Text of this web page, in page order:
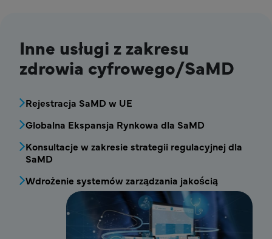
Inne usługi z zakresu
zdrowia cyfrowego/SaMD
MDV - Blok menu usług zdrowia cyfrowego/
Rejestracja SaMD w UE
Globalna Ekspansja Rynkowa dla SaMD
Konsultacje w zakresie strategii regulacyjnej dla
SaMD
Wdrożenie systemów zarządzania jakością